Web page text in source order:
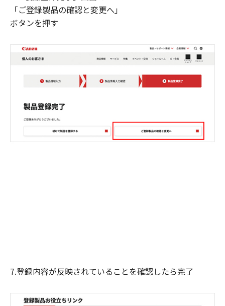
「ご登録製品の確認と変更へ」
ボタンを押す
7.登録内容が反映されていることを確認したら完了